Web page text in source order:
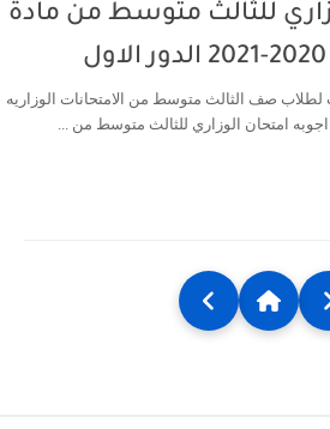
للثالث متوسط من مادة
لطلاب صف الثالث متوسط من الامتحانات الوزاريه